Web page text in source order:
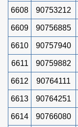
6608 90753212
6609 90756885
6610 90757940
6611 90759882
6612 90764111
6613 90764251
6614 90766080